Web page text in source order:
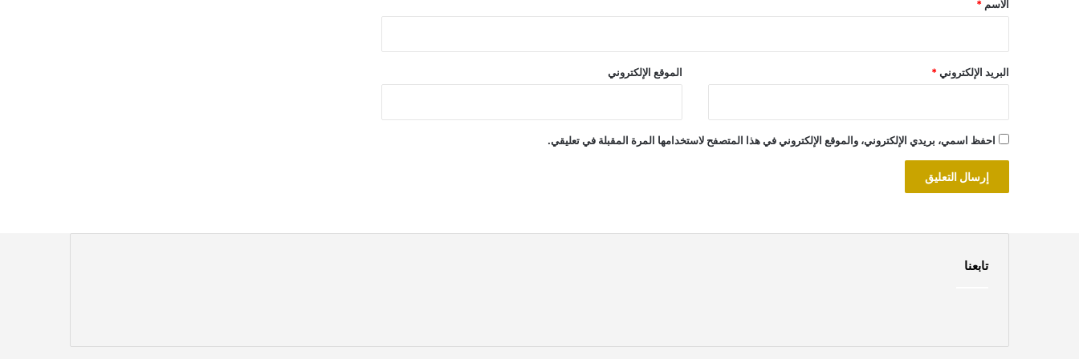
الاسم *
البريد الإلكتروني* الموقع الإلكتروني
احفظ اسمي، بريدي الإلكتروني، والموقع الإلكتروني في هذا المتصفح لاستخدامها المرة المقبلة في تعليقي.
تابعنا